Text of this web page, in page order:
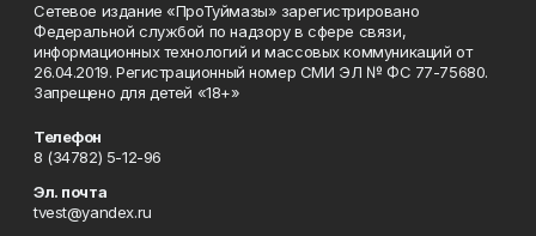
Сетевое издание «ПроТуймазы» зарегистрировано
Федеральной службой по надзору в сфере связи,
информационных технологий и массовых коммуникаций от
26.04.2019. Регистрационный номер СМИ ЭЛ № ФС 77-75680.
Запрещено для детей «18+»
Телефон
8 (34782) 5-12-96
Эл. почта
tvest@yandex.ru